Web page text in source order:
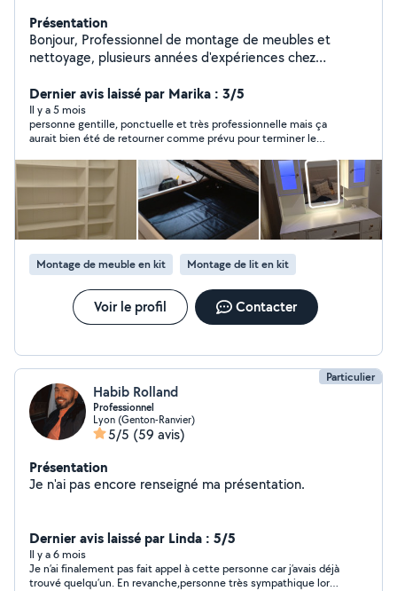
Présentation
Bonjour, Professionnel de montage de meubles et
nettoyage, plusieurs années d'expériences chez
professionnel et abordable. Pour tout montage de vos
meubles, nettoyage et ménage disponible 7/7 . Pour
plus de renseignements n'hésitez pas à me contacter.
Dernier avis laissé par Marika : 3/5
Il y a 5 mois
personne gentille, ponctuelle et très professionnelle mais ça
aurait bien été de retourner comme prévu pour terminer le
Montage de meuble en kit Montage de lit en kit
Voir le profil Contacter
Particulier
Habib Rolland
Professionnel
Lyon (Genton-Ranvier)
5/5 (59 avis)
Présentation
Je n'ai pas encore renseigné ma présentation.
Dernier avis laissé par Linda : 5/5
Il y a 6 mois
Je n’ai finalement pas fait appel à cette personne car j’avais déjà
trouvé quelqu’un. En revanche,personne très sympathique lors